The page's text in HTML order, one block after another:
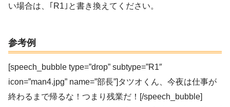
い場合は、｢R1｣と書き換えてください。
参考例
[speech_bubble type=”drop” subtype=”R1″
icon=”man4.jpg” name=”部長”]タツオくん、今夜は仕事が
終わるまで帰るな！つまり残業だ！[/speech_bubble]